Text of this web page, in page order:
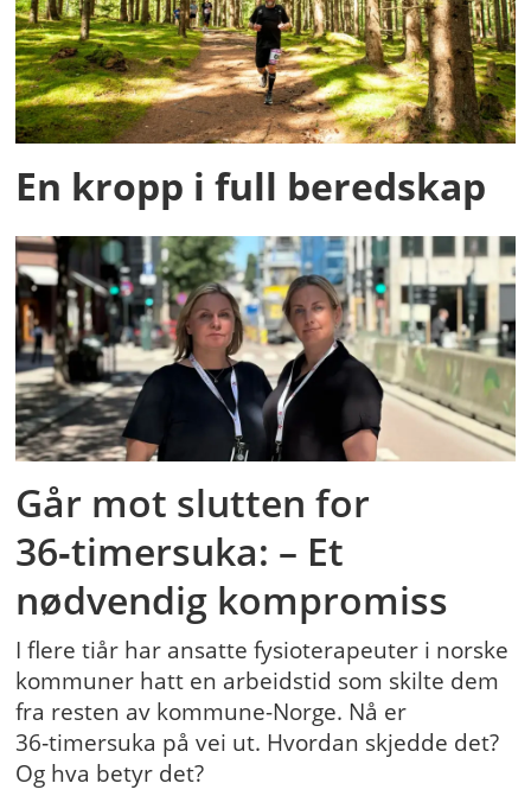
En kropp i full beredskap
Går mot slutten for
36‑timersuka: – Et
nødvendig kompromiss
I flere tiår har ansatte fysioterapeuter i norske
kommuner hatt en arbeidstid som skilte dem
fra resten av kommune-Norge. Nå er
36‑timersuka på vei ut. Hvordan skjedde det?
Og hva betyr det?